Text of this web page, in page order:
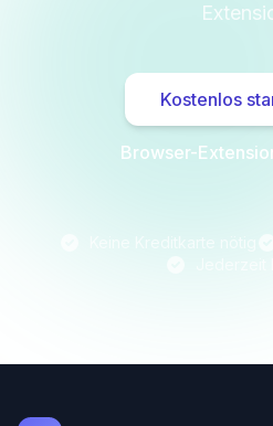
Kostenlos
Browser-